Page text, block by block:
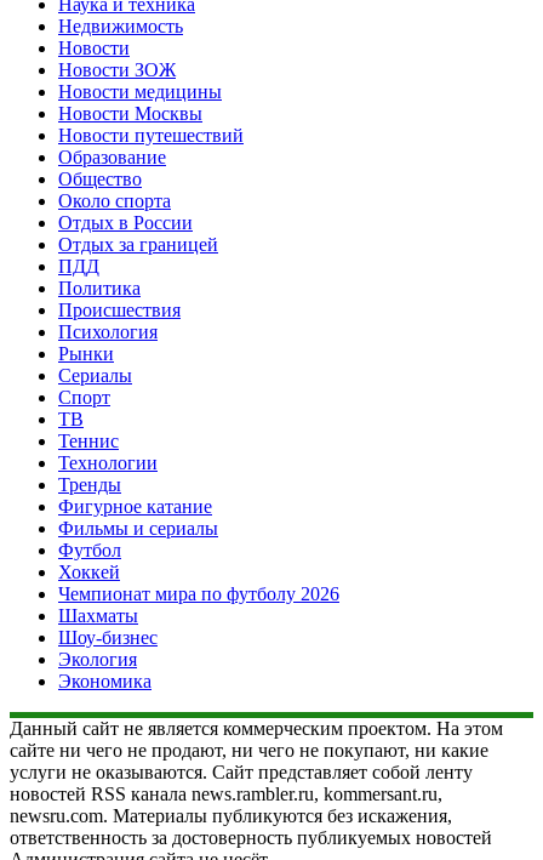
Недвижимость
Новости
Новости ЗОЖ
Новости медицины
Новости Москвы
Новости путешествий
Образование
Общество
Около спорта
Отдых в России
Отдых за границей
ПДД
Политика
Происшествия
Психология
Рынки
Сериалы
Спорт
ТВ
Теннис
Технологии
Тренды
Фигурное катание
Фильмы и сериалы
Футбол
Хоккей
Чемпионат мира по футболу 2026
Шахматы
Шоу-бизнес
Экология
Экономика
Данный сайт не является коммерческим проектом. На этом
сайте ни чего не продают, ни чего не покупают, ни какие
услуги не оказываются. Сайт представляет собой ленту
новостей RSS канала news.rambler.ru, kommersant.ru,
newsru.com. Материалы публикуются без искажения,
ответственность за достоверность публикуемых новостей